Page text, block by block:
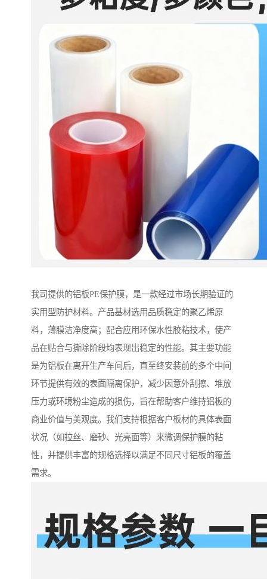
我司提供的铝板PE保护膜，是一款经过市场长期验证的
实用型防护材料。产品基材选用品质稳定的聚乙烯原
料，薄膜洁净度高；配合应用环保水性胶粘技术，使产
品在贴合与撕除阶段均表现出稳定的性能。其主要功能
是为铝板在离开生产车间后，直至终安装前的多个中间
环节提供有效的表面隔离保护，减少因意外刮擦、堆放
压力或环境粉尘造成的损伤，旨在帮助客户维持铝板的
商业价值与美观度。我们支持根据客户板材的具体表面
状况（如拉丝、磨砂、光亮面等）来微调保护膜的粘
性，并提供丰富的规格选择以满足不同尺寸铝板的覆盖
需求。